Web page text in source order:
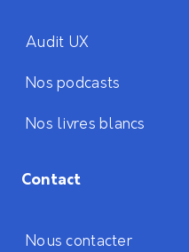
Audit UX
Nos podcasts
Nos livres blancs
Contact
Nous contacter